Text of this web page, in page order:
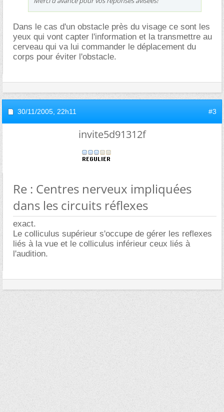
Dans le cas d'un obstacle près du visage ce sont les
yeux qui vont capter l'information et la transmettre au
cerveau qui va lui commander le déplacement du
corps pour éviter l'obstacle.
30/11/2005, 22h11 #3
invite5d91312f
Re : Centres nerveux impliquées
dans les circuits réflexes
exact.
Le colliculus supérieur s'occupe de gérer les reflexes
liés à la vue et le colliculus inférieur ceux liés à
l'audition.